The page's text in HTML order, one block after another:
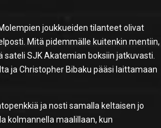
joukkueiden tilanteet olivat
Mitä pidemmälle kuitenkin mentiin,
SJK Akatemian boksiin jatkuvasti.
ja Christopher Bibaku pääsi laittamaan
ja nosti samalla keltaisen jo
kolmannella maalillaan, kun